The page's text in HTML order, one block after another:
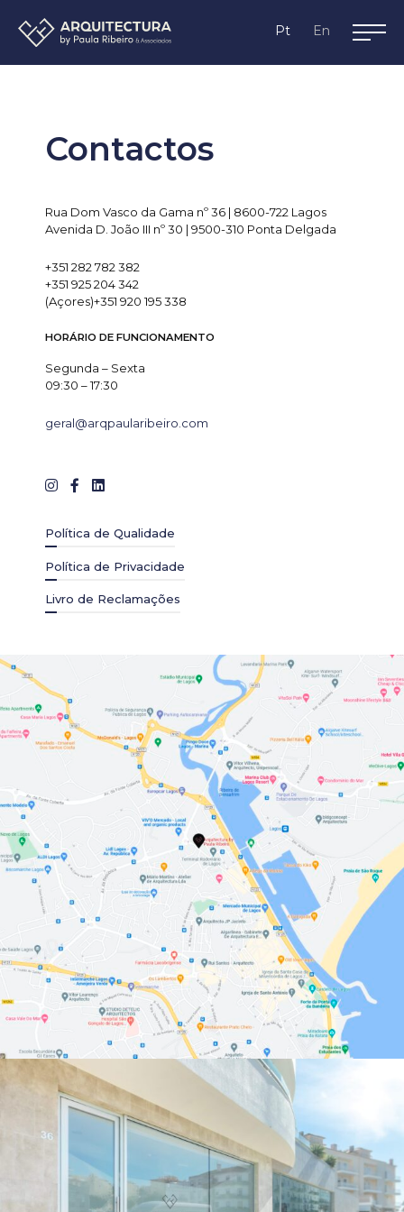
Lagos,
Algarve
Pt En
Contactos
Rua Dom Vasco da Gama nº 36 | 8600-722 Lagos
Avenida D. João III nº 30 | 9500-310 Ponta Delgada
+351 282 782 382
+351 925 204 342
(Açores)+351 920 195 338
HORÁRIO DE FUNCIONAMENTO
Segunda – Sexta
09:30 – 17:30
geral@arqpaularibeiro.com
Política de Qualidade
Política de Privacidade
Livro de Reclamações